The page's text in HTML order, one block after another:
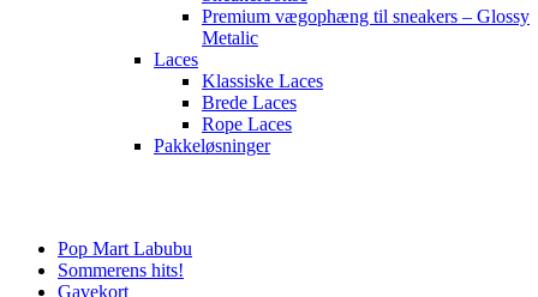
Premium vægophæng til sneakers – Glossy
Metalic
Laces
Klassiske Laces
Brede Laces
Rope Laces
Pakkeløsninger
Pop Mart Labubu
Sommerens hits!
Gavekort